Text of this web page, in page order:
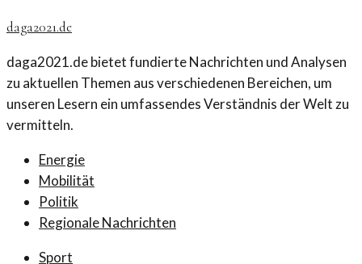
daga2021.de
daga2021.de bietet fundierte Nachrichten und Analysen
zu aktuellen Themen aus verschiedenen Bereichen, um
unseren Lesern ein umfassendes Verständnis der Welt zu
vermitteln.
Energie
Mobilität
Politik
Regionale Nachrichten
Sport